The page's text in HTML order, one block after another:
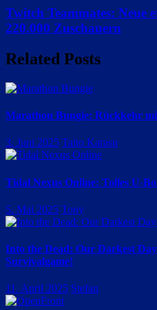
Twitch Teammates: Neue
220.000 Zuschauern
Related Posts
Marathon Bungie: Rückkehr
3. Juni 2025 Taito Karasu
Tidal Nexus Online: Tolles U-
5. Mai 2025 Tony
Into the Dead: Our Darkest
Survivalgame!
11. April 2025 Stefan